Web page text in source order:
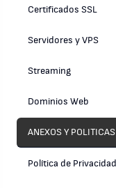
Certificados SSL
Servidores y VPS
Streaming
Dominios Web
ANEXOS Y POLITICAS
Política de Privacidad